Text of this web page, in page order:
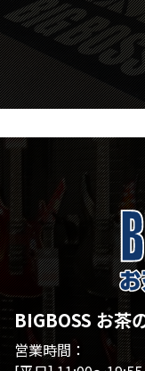
BIGBOSS お茶
営業時間：